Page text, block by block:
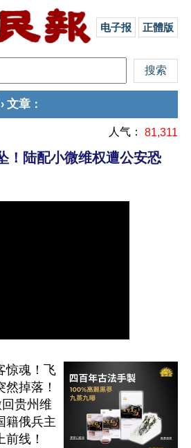
电子报 正體版
› 文章 ：
人气： 81,311
！陆配小微维权遭公安恐
惊魂！飞
掉落！
回贵州维
籍俄兵主
线！